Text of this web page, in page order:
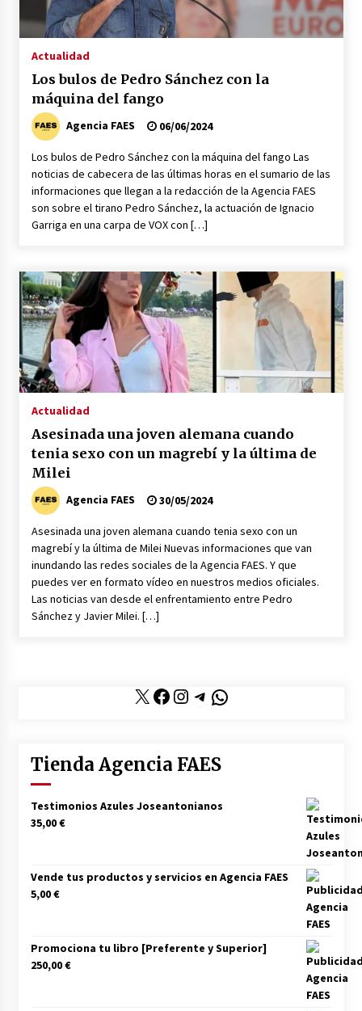
La mujer de Pedro Sánchez a juicio popular se
acerca su prisión
Abascal critica la gestión del Gobierno del
PSOE con la presencia de León XIV
08/06/2026
Feijóo pide a los separatistas que le apoyen en
una moción de censura
02/06/2026
La política española al rojo vivo en la
Pedro Sánchez apoya a Zapatero como líder de
la supuesta trama corrupta
28/05/2026
Los socios de Gobierno contra la Ley de
vivienda de Pedro Sánchez
Zapatero en el punto de mira de la Audiencia
Las charos se manifiestan en Ferraz para
28/04/2024
Irene Montero habla de su sexualidad con
Abascal y Zapatero defiende la inmigración
Vascongadas
22/04/2024
Actualidad
Los bulos de Pedro Sánchez con la
máquina del fango
Agencia FAES 06/06/2024
Los bulos de Pedro Sánchez con la máquina del fango Las
noticias de cabecera de las últimas horas en el sumario de las
informaciones que llegan a la redacción de la Agencia FAES
son sobre el tirano Pedro Sánchez, la actuación de Ignacio
Garriga en una carpa de VOX con […]
Actualidad
Asesinada una joven alemana cuando
tenia sexo con un magrebí y la última de
Milei
Agencia FAES 30/05/2024
Asesinada una joven alemana cuando tenia sexo con un
magrebí y la última de Milei Nuevas informaciones que van
inundando las redes sociales de la Agencia FAES. Y que
puedes ver en formato vídeo en nuestros medios oficiales.
Las noticias van desde el enfrentamiento entre Pedro
Sánchez y Javier Milei. […]
X Facebook
Instagram
Telegram
WhatsApp
Tienda Agencia FAES
Testimonios Azules Joseantonianos
35,00€
Vende tus productos y servicios en Agencia FAES
5,00€
Promociona tu libro [Preferente y Superior]
250,00€